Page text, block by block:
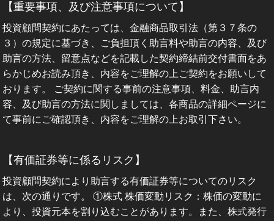
【重要事項、及び注意事項について】
投資顧問契約にあたっては、金融商品取引法（第３７条の
３）の規定に基づき、ご負担頂く助言料や助言の内容、及び
助言の方法、留意点などを記載した契約締結前交付書面をあ
らかじめお読み頂き、内容をご理解の上ご契約をお願いして
おります。 ご契約に関する事前の注意事項、料金、助言内
容、及び助言の方法に関しましては、各商品の詳細ページに
て事前にご確認頂き、内容をご理解の上お取引下さい。
【有価証券等に係るリスク】
投資顧問契約により助言する有価証券等についてのリスク
は、次の通りです。 ①株式 株価変動リスク：株価の変動に
より、投資元本を割り込むことがあります。また、株式発行